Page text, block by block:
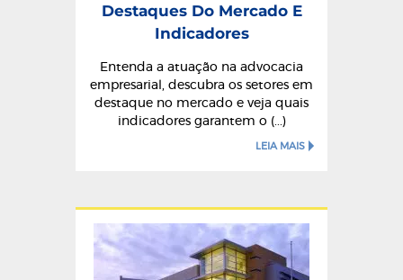
Destaques Do Mercado E
Indicadores
Entenda a atuação na advocacia
empresarial, descubra os setores em
destaque no mercado e veja quais
indicadores garantem o (...)
LEIA MAIS